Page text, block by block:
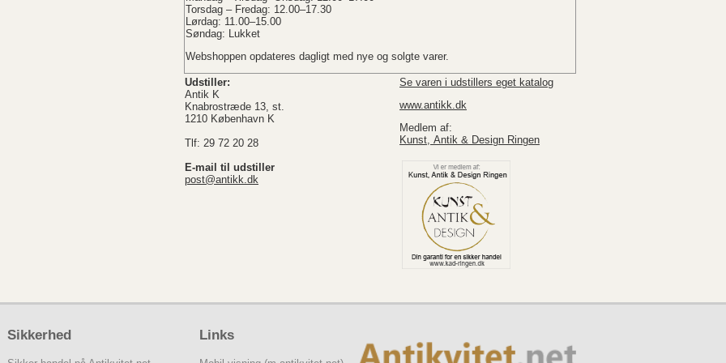
Torsdag – Fredag: 12.00–17.30
Lørdag: 11.00–15.00
Søndag: Lukket
Webshoppen opdateres dagligt med nye og solgte varer.
Udstiller:
Antik K
Knabrostræde 13, st.
1210 København K
Tlf: 29 72 20 28
E-mail til udstiller
post@antikk.dk
Se varen i udstillers eget katalog
www.antikk.dk
Medlem af:
Kunst, Antik & Design Ringen
Sikkerhed Links